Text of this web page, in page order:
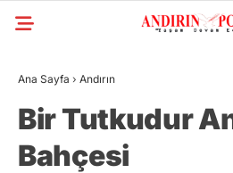
Ana Sayfa › Andırın
Bir Tutkudur
Bahçesi